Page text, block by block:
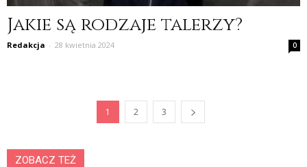
Jakie są rodzaje talerzy?
Redakcja - 28 kwietnia 2024 0
1 2 3
ZOBACZ TEŻ